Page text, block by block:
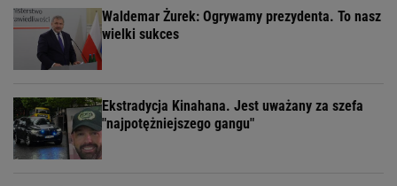
Waldemar Żurek: Ogrywamy prezydenta. To nasz
wielki sukces
Ekstradycja Kinahana. Jest uważany za szefa
"najpotężniejszego gangu"